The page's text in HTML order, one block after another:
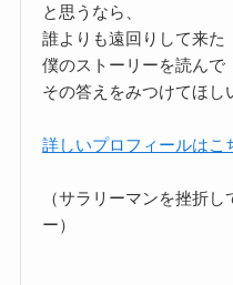
と思うなら、
誰よりも遠回りして来た
僕のストーリーを読んで
その答えをみつけてほし
詳しいプロフィールはこ
（サラリーマンを挫折
ー）